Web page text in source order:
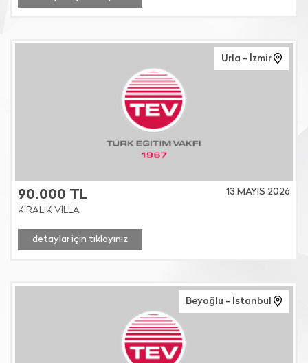
Urla - İzmir
90.000 TL
13 MAYIS 2026
KİRALIK VİLLA
detaylar için tıklayınız
Beyoğlu - İstanbul